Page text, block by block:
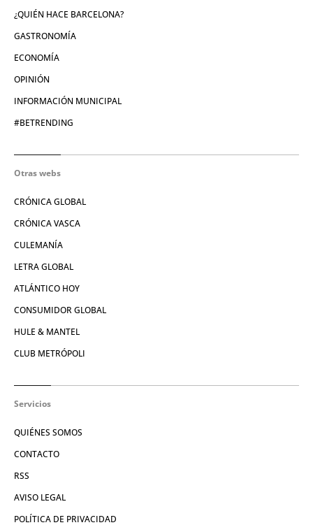
¿QUIÉN HACE BARCELONA?
GASTRONOMÍA
ECONOMÍA
OPINIÓN
INFORMACIÓN MUNICIPAL
#BETRENDING
Otras webs
CRÓNICA GLOBAL
CRÓNICA VASCA
CULEMANÍA
LETRA GLOBAL
ATLÁNTICO HOY
CONSUMIDOR GLOBAL
HULE & MANTEL
CLUB METRÓPOLI
Servicios
QUIÉNES SOMOS
CONTACTO
RSS
AVISO LEGAL
POLÍTICA DE PRIVACIDAD